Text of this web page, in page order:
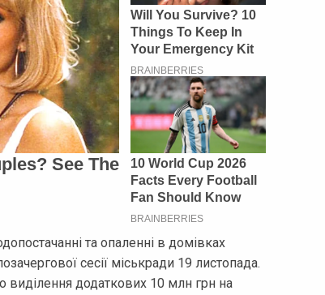
та опаленні в домівках
сесії міськради 19 листопада.
виділення додаткових 10 млн грн на